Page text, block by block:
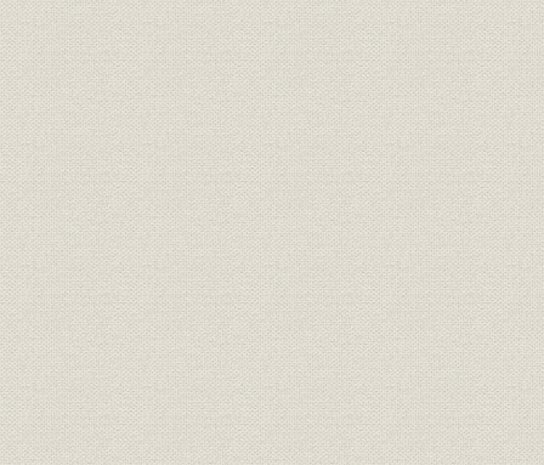
経営 同苗一致決心誓盟書 明治一九
規則 三井家定則 明治一九年
経営;規則 井上伯へ呈上同族并重役誓約書 明治二三
経営;規則
三井銀行総長・副長ト相談役ト
ノ規約
明治二十
財務・業績 三井銀行 貸借総括表 明治二三
財務・業績 [三井銀行] 全店合併整理予算 明治二十
財務・業績
[三井銀行] 調書類之儘当時決算
之見込
明治二十